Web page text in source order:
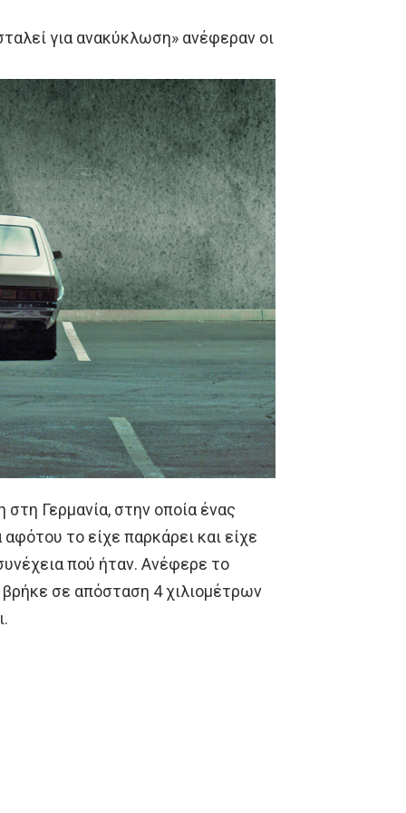
για ανακύκλωση» ανέφεραν οι
Γερμανία, στην οποία ένας
το είχε παρκάρει και είχε
πού ήταν. Ανέφερε το
βρήκε σε απόσταση 4 χιλιομέτρων